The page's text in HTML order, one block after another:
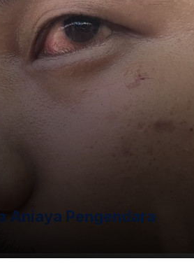
Aniaya Pengendara